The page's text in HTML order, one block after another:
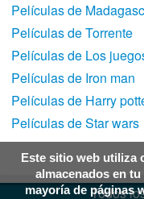
Películas de
Películas de Torrente
Películas de Los
Películas de Iron man
Películas de Harry
Películas de Star wars
Todos
Este sitio web utiliza
almacenados en
mayoría de páginas